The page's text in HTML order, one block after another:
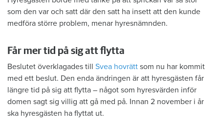
som den var och satt där den satt ha insett att den kunde
medföra större problem, menar hyresnämnden.
Får mer tid på sig att flytta
Beslutet överklagades till Svea hovrätt som nu har kommit
med ett beslut. Den enda ändringen är att hyresgästen får
längre tid på sig att flytta – något som hyresvärden inför
domen sagt sig villig att gå med på. Innan 2 november i år
ska hyresgästen ha flyttat ut.